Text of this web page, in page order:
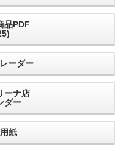
品PDF
ーダー
ーナ店
ダー
紙